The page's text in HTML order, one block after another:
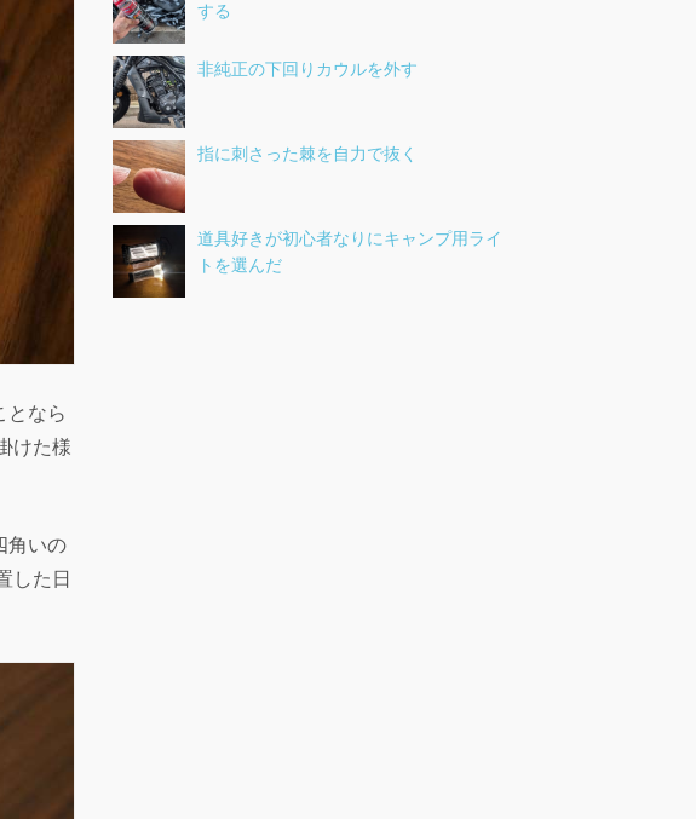
となら
けた様
角いの
した日
する
非純正の下回りカウルを外す
指に刺さった棘を自力で抜く
道具好きが初心者なりにキャンプ用ライ
トを選んだ